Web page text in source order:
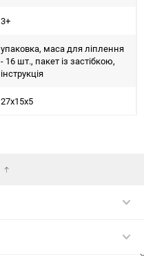
3+
упаковка, маса для ліплення
- 16 шт., пакет із застібкою,
інструкція
27х15х5